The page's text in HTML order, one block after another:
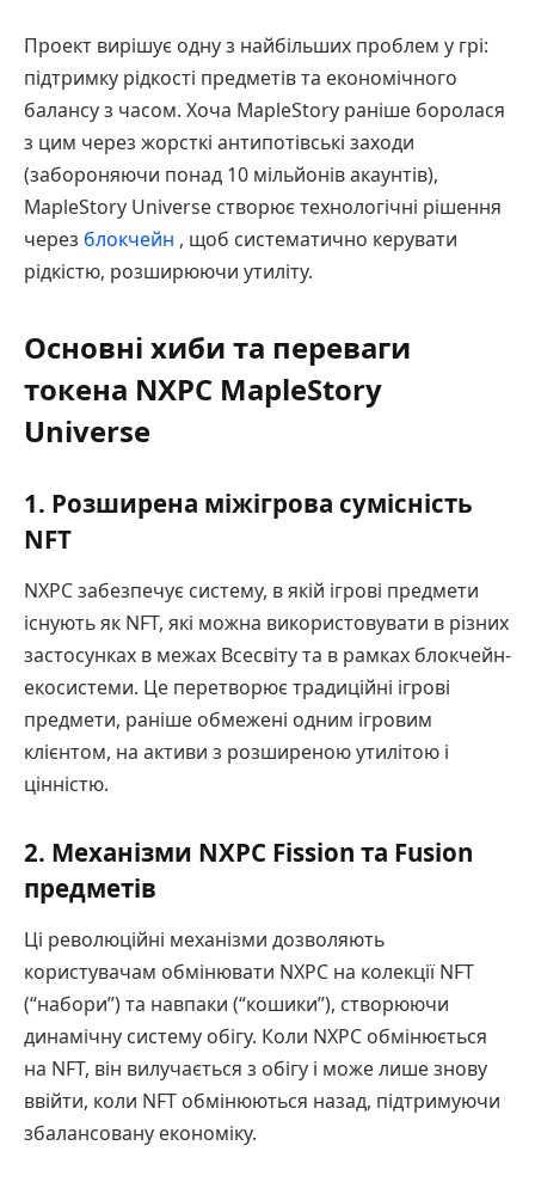
Проект вирішує одну з найбільших проблем у грі:
підтримку рідкості предметів та економічного
балансу з часом. Хоча MapleStory раніше боролася
з цим через жорсткі антипотівські заходи
(забороняючи понад 10 мільйонів акаунтів),
MapleStory Universe створює технологічні рішення
через блокчейн , щоб систематично керувати
рідкістю, розширюючи утиліту.
Основні хиби та переваги
токена NXPC MapleStory
Universe
1. Розширена міжігрова сумісність
NFT
NXPC забезпечує систему, в якій ігрові предмети
існують як NFT, які можна використовувати в різних
застосунках в межах Всесвіту та в рамках блокчейн-
екосистеми. Це перетворює традиційні ігрові
предмети, раніше обмежені одним ігровим
клієнтом, на активи з розширеною утилітою і
цінністю.
2. Механізми NXPC Fission та Fusion
предметів
Ці революційні механізми дозволяють
користувачам обмінювати NXPC на колекції NFT
(“набори”) та навпаки (“кошики”), створюючи
динамічну систему обігу. Коли NXPC обмінюється
на NFT, він вилучається з обігу і може лише знову
ввійти, коли NFT обмінюються назад, підтримуючи
збалансовану економіку.